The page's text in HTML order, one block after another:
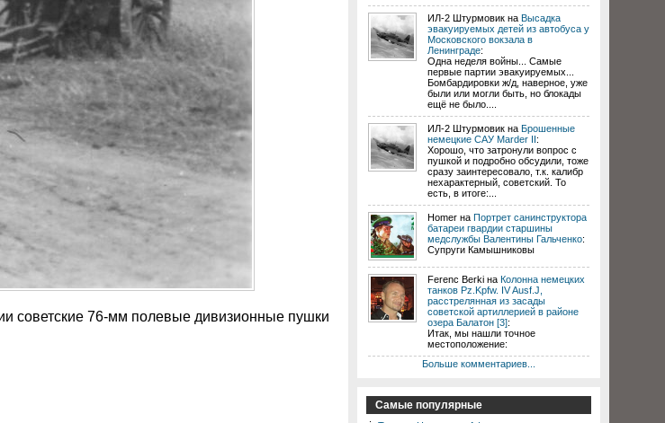
советские 76-мм полевые дивизионные пушки
ИЛ-2 Штурмовик на Высадка
эвакуируемых детей из автобуса у
Московского вокзала в
Ленинграде:
Одна неделя войны... Самые
первые партии эвакуируемых...
Бомбардировки ж/д, наверное, уже
были или могли быть, но блокады
ещё не было....
ИЛ-2 Штурмовик на Брошенные
немецкие САУ Marder II:
Хорошо, что затронули вопрос с
пушкой и подробно обсудили, тоже
сразу заинтересовало, т.к. калибр
нехарактерный, советский. То
есть, в итоге:...
Homer на Портрет санинструктора
батареи гвардии старшины
медслужбы Валентины Гальченко:
Супруги Камышниковы
Ferenc Berki на Колонна немецких
танков Pz.Kpfw. IV Ausf.J,
расстрелянная из засады
советской артиллерией в районе
озера Балатон [3]:
Итак, мы нашли точное
местоположение:
Больше комментариев...
Самые популярные